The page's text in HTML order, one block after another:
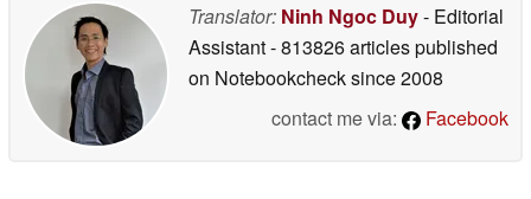
Translator: Ninh Ngoc Duy- Editorial
Assistant- 813826 articles published
on Notebookchecksince 2008
contact me via:
Facebook